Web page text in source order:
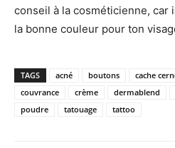
conseil à la cosméticienne,
la bonne couleur pour ton
TAGS acné boutons cache
couvrance
crème dermablend
poudre
tatouage tattoo